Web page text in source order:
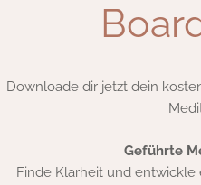
Downloade dir jetzt dein
Geführte
Finde Klarheit und